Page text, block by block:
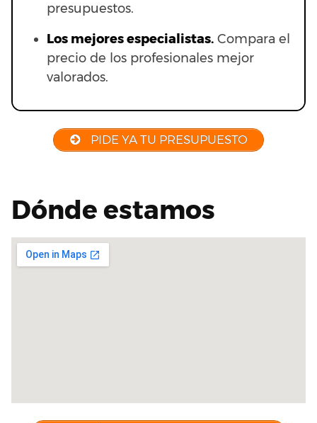
presupuestos.
Los mejores especialistas. Compara el
precio de los profesionales mejor
valorados.
PIDE YA TU PRESUPUESTO
Dónde estamos